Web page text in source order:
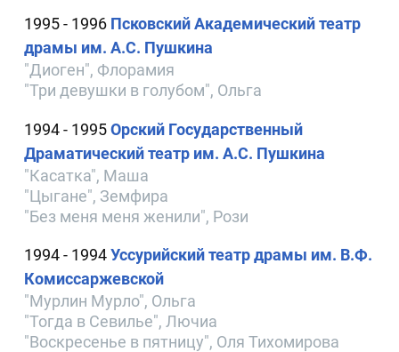
1995 - 1996 Псковский Академический театр
драмы им. А.С. Пушкина
"Диоген", Флорамия
"Три девушки в голубом", Ольга
1994 - 1995Орский Государственный
Драматический театр им. А.С. Пушкина
"Касатка", Маша
"Цыгане", Земфира
"Без меня меня женили", Рози
1994 - 1994Уссурийский театр драмы им. В.Ф.
Комиссаржевской
"Мурлин Мурло", Ольга
"Тогда в Севилье", Лючиа
"Воскресенье в пятницу", Оля Тихомирова